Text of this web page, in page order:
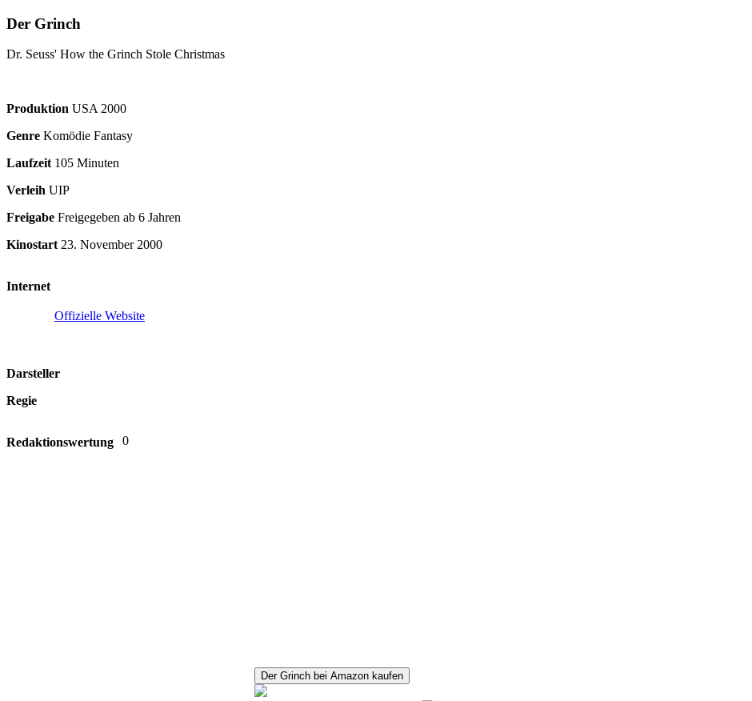
Der Grinch
Dr. Seuss' How the Grinch Stole Christmas
Produktion USA2000
Genre Komödie Fantasy
Laufzeit105 Minuten
Verleih UIP
Freigabe Freigegeben ab 6 Jahren
Kinostart 23. November 2000
Internet
Offizielle Website
Darsteller
Regie
Redaktionswertung 0
Der Grinch bei Amazon kaufen